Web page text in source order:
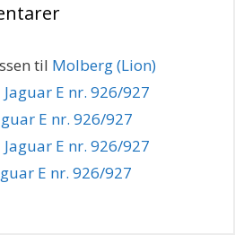
til Molberg (Lion)
Jaguar E nr. 926/927
E nr. 926/927
Jaguar E nr. 926/927
E nr. 926/927